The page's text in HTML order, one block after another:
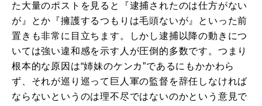
た大量のポストを見ると『逮捕されたのは仕方がない
が』とか『擁護するつもりは毛頭ないが』といった前
置きも非常に目立ちます。しかし逮捕以降の動きにつ
いては強い違和感を示す人が圧倒的多数です。つまり
根本的な原因は“姉妹のケンカ”であるにもかかわら
ず、それが巡り巡って巨人軍の監督を辞任しなければ
ならないというのは理不尽ではないのかという意見で